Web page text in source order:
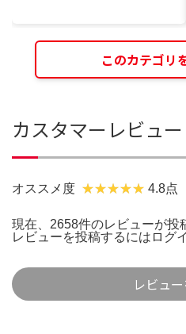
このカテゴリ
カスタマーレビュー
オススメ度 4.8点
現在、2658件のレビューが投
レビューを投稿するには ログ
レビュ